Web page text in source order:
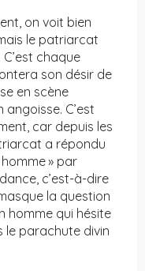
on voit bien
le patriarcat
chaque
son désir de
en scène
C’est
car depuis les
a répondu
» par
c’est-à-dire
la question
homme qui hésite
le parachute divin